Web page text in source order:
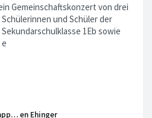
Gemeinschaftskonzert von drei
und Schüler der
1Eb sowie